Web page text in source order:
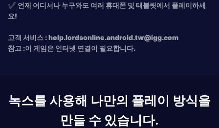
✔ 언제 어디서나 누구와도 여러 휴대폰 및 태블릿에서 플레이하세
요!
고객 서비스 :help.lordsonline.android.tw@igg.com
참고 :이 게임은 인터넷 연결이 필요합니다.
녹스를 사용해 나만의 플레이 방식을
만들 수 있습니다.